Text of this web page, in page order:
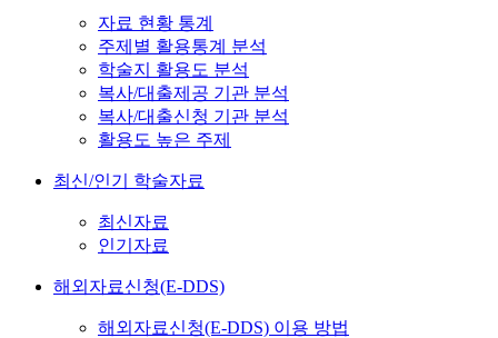
자료 현황 통계
주제별 활용통계 분석
학술지 활용도 분석
복사/대출제공 기관 분석
복사/대출신청 기관 분석
활용도 높은 주제
최신/인기 학술자료
최신자료
인기자료
해외자료신청(E-DDS)
해외자료신청(E-DDS) 이용 방법